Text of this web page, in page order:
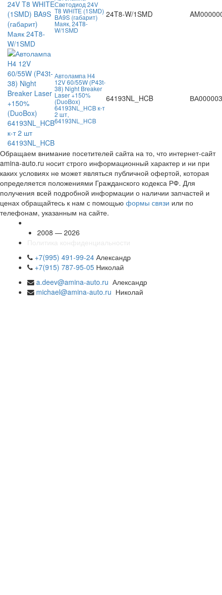
Светодиод 24V
T8 WHITE (1SMD)
BA9S (габарит)
Маяк, 24T8-
W/1SMD
24T8-W/1SMD
Автолампа H4
12V 60/55W (P43t-
38) Night Breaker
Laser +150%
(DuoBox)
64193NL_HCB к-т
2 шт,
64193NL_HCB
64193NL_HCB
Обращаем внимание посетителей сайта на то, что интернет-сайт
amina-auto.ru носит строго информационный характер и ни при
каких условиях не может являться публичной офертой, которая
определяется положениями Гражданского кодекса РФ. Для
получения всей подробной информации о наличии запчастей и
ценах обращайтесь к нам с помощью формы связи или по
телефонам, указанным на сайте.
2008 — 2026
+7(995) 491-99-24 Александр
+7(915) 787-95-05 Николай
a.deev@amina-auto.ru Александр
michael@amina-auto.ru Николай